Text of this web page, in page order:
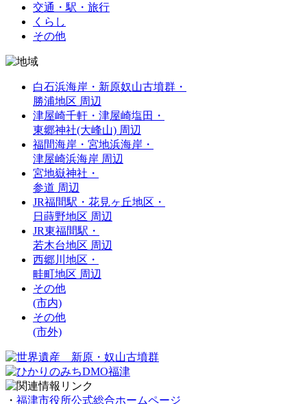
交通・駅・旅行
くらし
その他
白石浜海岸・新原奴山古墳群・
勝浦地区 周辺
津屋崎千軒・津屋崎塩田・
東郷神社(大峰山) 周辺
福間海岸・宮地浜海岸・
津屋崎浜海岸 周辺
宮地嶽神社・
参道 周辺
JR福間駅・花見ヶ丘地区・
日蒔野地区 周辺
JR東福間駅・
若木台地区 周辺
西郷川地区・
畦町地区 周辺
その他
(市内)
その他
(市外)
・ 福津市役所公式総合ホームページ